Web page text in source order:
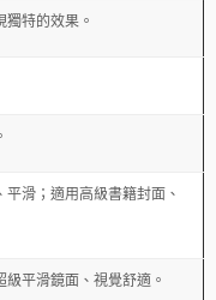
特的效果。
滑；適用高級書籍封面、
平滑鏡面、視覺舒適。